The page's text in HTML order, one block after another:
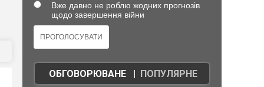
Вже давно не роблю жодних прогнозів
щодо завершення війни
ОБГОВОРЮВАНЕ| ПОПУЛЯРНЕ